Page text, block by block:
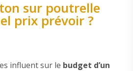
sur poutrelle
prix prévoir ?
influent sur le budget d’un